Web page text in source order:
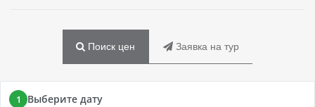
Поиск цен Заявка на тур
1 Выберите дату